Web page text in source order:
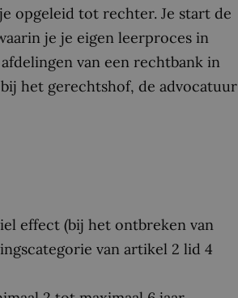
opgeleid tot rechter. Je start de
je je eigen leerproces in
van een rechtbank in
het gerechtshof, de advocatuur
effect (bij het ontbreken van
van artikel 2 lid 4